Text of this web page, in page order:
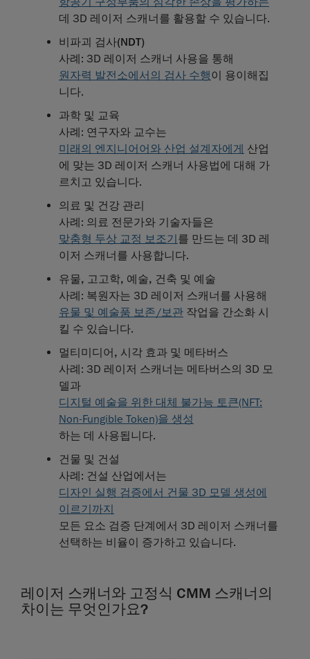
데 3D 레이저 스캐너를 활용할 수 있습니다.
비파괴 검사(NDT)
사례: 3D 레이저 스캐너 사용을 통해
원자력 발전소에서의 검사 수행이 용이해집
니다.
과학 및 교육
사례: 연구자와 교수는
미래의 엔지니어어와 산업 설계자에게 산업
에 맞는 3D 레이저 스캐너 사용법에 대해 가
르치고 있습니다.
의료 및 건강 관리
사례: 의료 전문가와 기술자들은
맞춤형 두상 교정 보조기를 만드는 데 3D 레
이저 스캐너를 사용합니다.
유물, 고고학, 예술, 건축 및 예술
사례: 복원자는 3D 레이저 스캐너를 사용해
유물 및 예술품 보존/보관 작업을 간소화 시
킬 수 있습니다.
멀티미디어, 시각 효과 및 메타버스
사례: 3D 레이저 스캐너는 메타버스의 3D 모
델과
디지털 예술을 위한 대체 불가능 토큰(NFT:
Non-Fungible Token)을 생성
하는 데 사용됩니다.
건물 및 건설
사례: 건설 산업에서는
디자인 실행 검증에서 건물 3D 모델 생성에
이르기까지
모든 요소 검증 단계에서 3D 레이저 스캐너를
선택하는 비율이 증가하고 있습니다.
레이저 스캐너와 고정식 CMM 스캐너의
차이는 무엇인가요?